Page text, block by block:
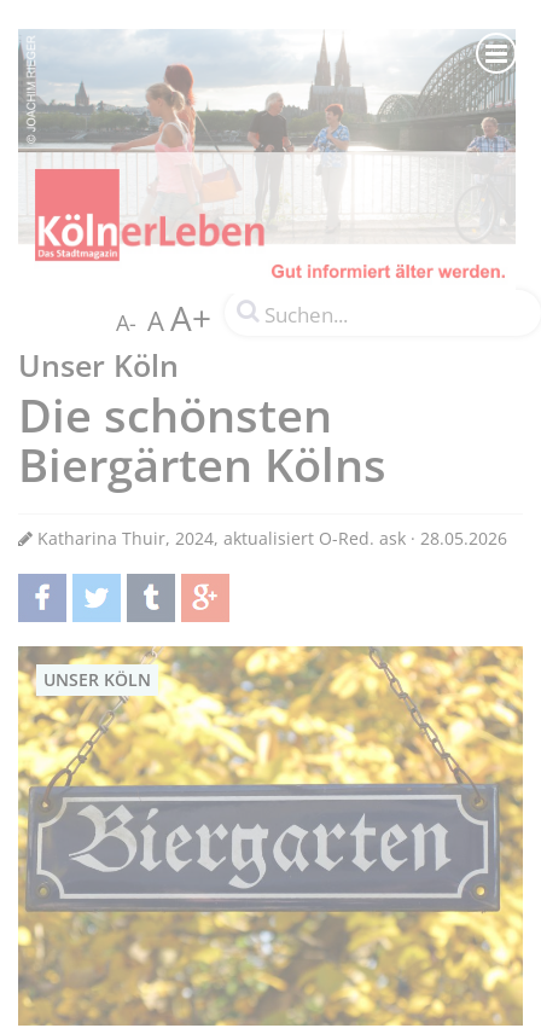
A- AA+
Unser Köln
Die schönsten
Biergärten Kölns
Katharina Thuir, 2024, aktualisiert O-Red. ask · 28.05.2026
teilentwittern teilen teilen
UNSER KÖLN